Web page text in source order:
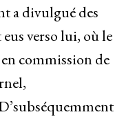
a divulgué des
verso lui, où le
commission de